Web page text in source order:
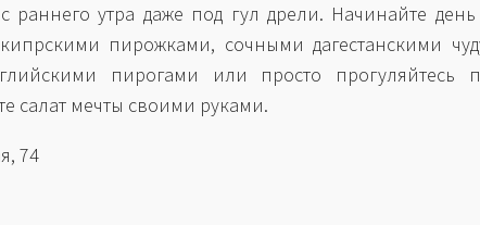
раннего утра даже под гул дрели. Начинайте
пирожками, сочными дагестанскими
пирогами или просто прогуляйтесь
салат мечты своими руками.
74